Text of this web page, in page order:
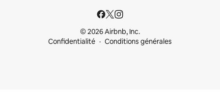
© 2026 Airbnb, Inc.
Confidentialité
Conditions générales